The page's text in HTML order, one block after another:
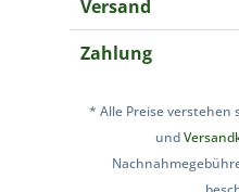
Versand
Zahlung
* Alle Preise verstehen
und